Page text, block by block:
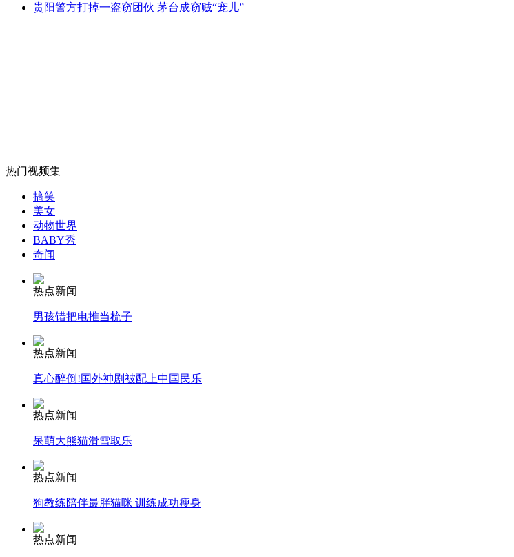
女孩北京地铁殴打老人 痛下狠手拳打脚踢
无痛分娩是否安全 医生回应
外交部：有关国家言论片面不公正
安徽一实载49人客车翻车
走！跟着总书记去植树
贵阳警方打掉一盗窃团伙 茅台成窃贼“宠儿”
热门视频集
搞笑
美女
动物世界
BABY秀
奇闻
热点新闻
男孩错把电推当梳子
热点新闻
真心醉倒!国外神剧被配上中国民乐
热点新闻
呆萌大熊猫滑雪取乐
热点新闻
狗教练陪伴最胖猫咪 训练成功瘦身
热点新闻